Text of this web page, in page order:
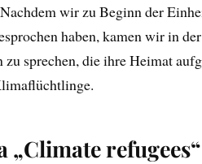
wir zu Beginn der
haben, kamen wir in
sprechen, die ihre Heimat
„Climate refugees“